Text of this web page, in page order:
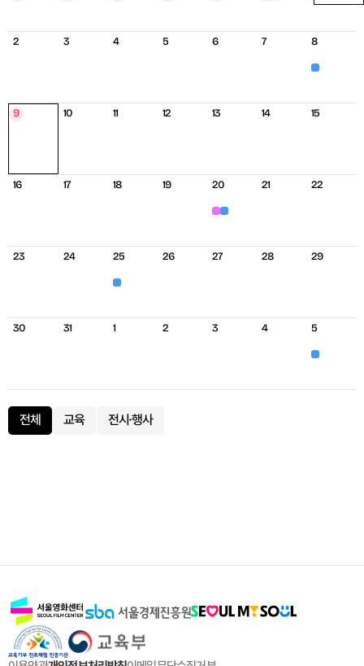
행
사
행
사
행
사
행
사
행
사
행
사
2 3 4 5 6 7 8
교
9 10 11 12 13 14 15
16 17 18 19 20
전
행
사
교
21 22
23 24 25
교
26 27 28 29
30 31 1 2 3 4 5
교
전체 교육 전시·행사